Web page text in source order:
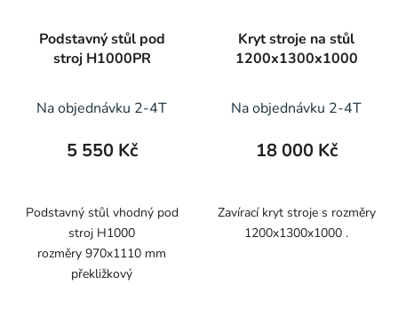
Podstavný stůl pod
stroj H1000PR
Na objednávku 2-4T
5 550 Kč
Podstavný stůl vhodný pod
stroj H1000
rozměry 970x1110 mm
překližkový
Kryt stroje na stůl
1200x1300x1000
Na objednávku 2-4T
18 000 Kč
Zavírací kryt stroje s rozměry
1200x1300x1000 .